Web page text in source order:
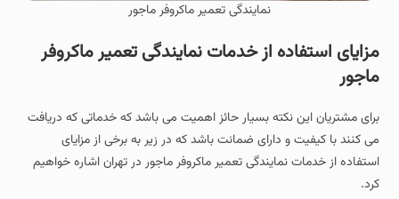
نمایندگی تعمیر ماکروفر ماجور
مزایای استفاده از خدمات نمایندگی تعمیر ماکروفر
ماجور
برای مشتریان این نکته بسیار حائز اهمیت می باشد که خدماتی که دریافت
می کنند با کیفیت و دارای ضمانت باشد که در زیر به برخی از مزایای
استفاده از خدمات نمایندگی تعمیر ماکروفر ماجور در تهران اشاره خواهیم
کرد.